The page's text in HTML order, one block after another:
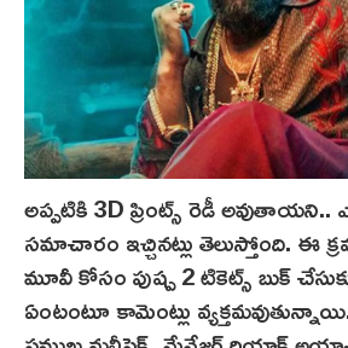
అప్పటికి 3D ప్రింట్స్‌ రెడీ అవుతాయని..
సమాచారం ఇచ్చినట్లు తెలుస్తోంది. ఈ
మూవీ కోసం పుష్ప 2 టికెట్స్ బుక్
ఏంటంటూ కామెంట్లు